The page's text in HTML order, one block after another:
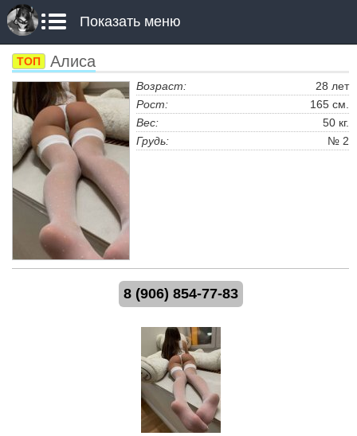
Показать меню
ТОП Алиса
Возраст:
28 лет
Рост:
165 см.
Вес:
50 кг.
Грудь:
№ 2
8 (906) 854-77-83